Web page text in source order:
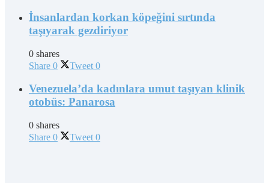
İnsanlardan korkan köpeğini sırtında
taşıyarak gezdiriyor
0 shares
Share 0 Tweet 0
Venezuela’da kadınlara umut taşıyan klinik
otobüs: Panarosa
0 shares
Share 0 Tweet 0